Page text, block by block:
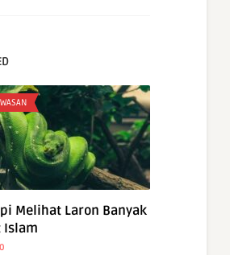
Melihat Laron Banyak
Islam
0